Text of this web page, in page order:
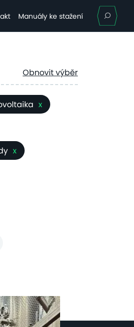
Manuály ke stažení
Obnovit výběr
x
x